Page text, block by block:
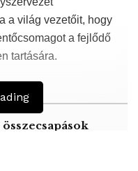
a világ vezetőit, hogy
a fejlődő
tartására.